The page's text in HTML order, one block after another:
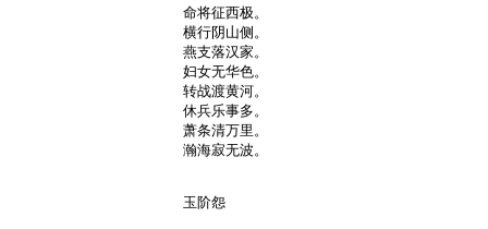
命将征西极。
横行阴山侧。
燕支落汉家。
妇女无华色。
转战渡黄河。
休兵乐事多。
萧条清万里。
瀚海寂无波。
玉阶怨